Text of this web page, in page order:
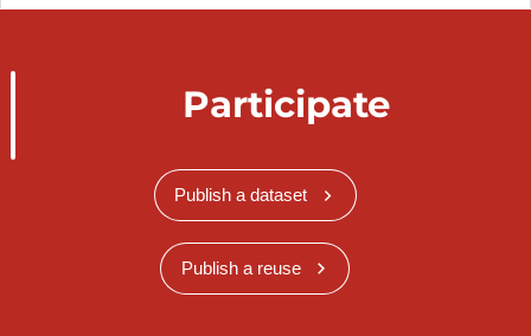
Participate
Publish a dataset
Publish a reuse